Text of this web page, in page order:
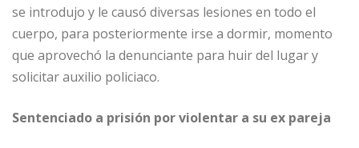
se introdujo y le causó diversas lesiones en todo el
cuerpo, para posteriormente irse a dormir, momento
que aprovechó la denunciante para huir del lugar y
solicitar auxilio policiaco.
Sentenciado a prisión por violentar a su ex pareja